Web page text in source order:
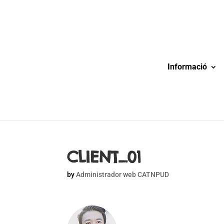
Informació
CLIENT_01
byAdministrador web CATNPUD